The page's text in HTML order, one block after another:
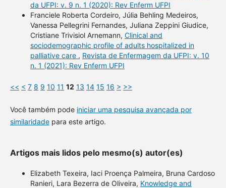
da UFPI: v. 9 n. 1 (2020): Rev Enferm UFPI
Franciele Roberta Cordeiro, Júlia Behling Medeiros,
Vanessa Pellegrini Fernandes, Juliana Zeppini Giudice,
Cristiane Trivisiol Arnemann, Clinical and
sociodemographic profile of adults hospitalized in
palliative care , Revista de Enfermagem da UFPI: v. 10
n. 1 (2021): Rev Enferm UFPI
<< < 7 8 9 10 11 12 13 14 15 16 > >>
Você também pode iniciar uma pesquisa avançada por
similaridadepara este artigo.
Artigos mais lidos pelo mesmo(s) autor(es)
Elizabeth Texeira, Iaci Proença Palmeira, Bruna Cardoso
Ranieri, Lara Bezerra de Oliveira, Knowledge and